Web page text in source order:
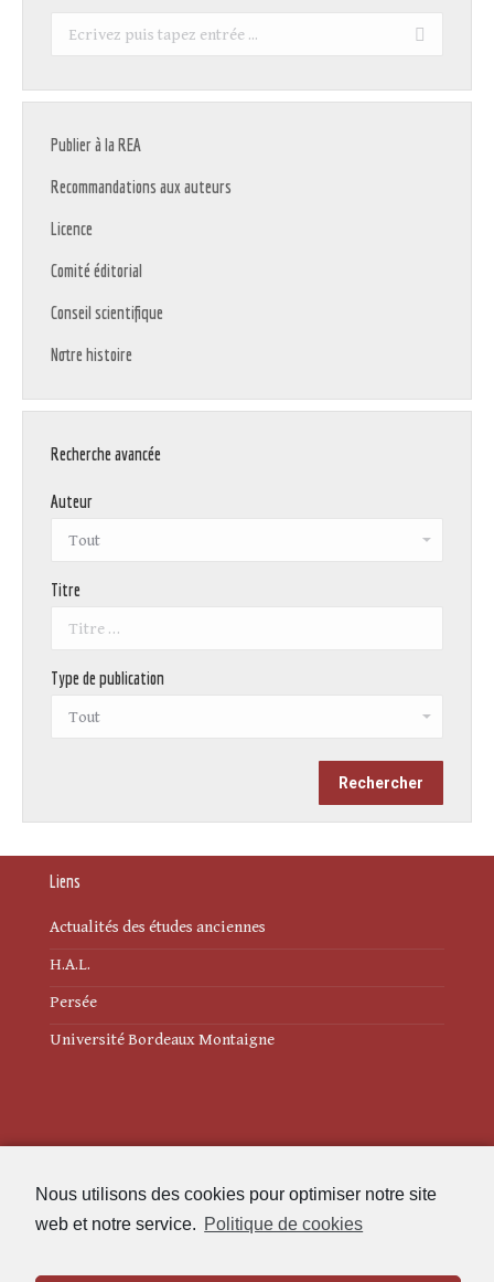
Nous utilisons des cookies pour optimiser notre site
web et notre service. Politique de cookies
Recherche
Publier à la REA
Recommandations aux auteurs
Licence
Comité éditorial
Conseil scientifique
Notre histoire
Recherche avancée
Auteur
Titre
Type de publication
Liens
Actualités des études anciennes
H.A.L.
Persée
Université Bordeaux Montaigne
Politique de cookies (UE)